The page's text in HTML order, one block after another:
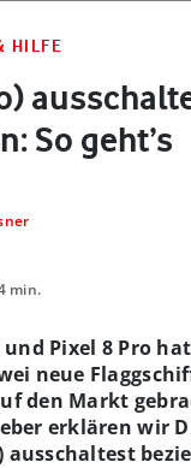
HILFE
So geht’s
min.
Pixel 8 Pro
neue
den Markt
erklären wir
ausschaltest